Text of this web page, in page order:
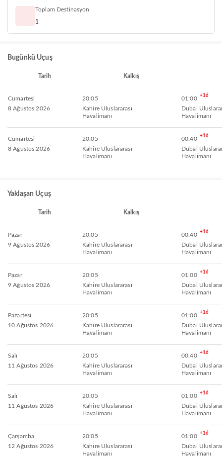
Toplam Destinasyon
1
Bugünkü Uçuş
Tarih Kalkış
Cumartesi
8 Ağustos 2026
20:05
Kahire Uluslararası
Havalimanı
01:00 +1d
Dubai
Havalimanı
Cumartesi
8 Ağustos 2026
20:05
Kahire Uluslararası
Havalimanı
00:40 +1d
Dubai
Havalimanı
Yaklaşan Uçuş
Tarih Kalkış
Pazar
9 Ağustos 2026
20:05
Kahire Uluslararası
Havalimanı
00:40 +1d
Dubai
Havalimanı
Pazar
9 Ağustos 2026
20:05
Kahire Uluslararası
Havalimanı
01:00 +1d
Dubai
Havalimanı
Pazartesi
10 Ağustos 2026
20:05
Kahire Uluslararası
Havalimanı
01:00 +1d
Dubai
Havalimanı
Salı
11 Ağustos 2026
20:05
Kahire Uluslararası
Havalimanı
00:40 +1d
Dubai
Havalimanı
Salı
11 Ağustos 2026
20:05
Kahire Uluslararası
Havalimanı
01:00 +1d
Dubai
Havalimanı
Çarşamba
12 Ağustos 2026
20:05
Kahire Uluslararası
Havalimanı
01:00 +1d
Dubai
Havalimanı